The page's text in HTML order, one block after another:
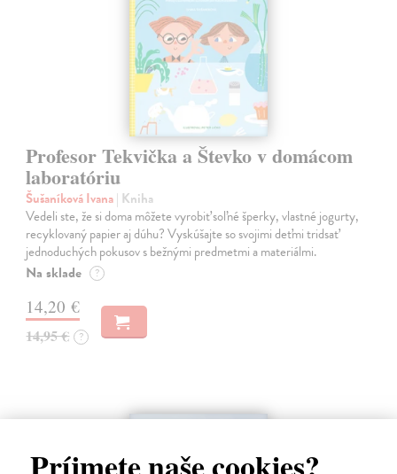
Profesor Tekvička a Števko v domácom
laboratóriu
Šušaníková Ivana| Kniha
Vedeli ste, že si doma môžete vyrobiť soľné šperky, vlastné jogurty,
recyklovaný papier aj dúhu? Vyskúšajte so svojimi deťmi tridsať
jednoduchých pokusov s bežnými predmetmi a materiálmi.
Na sklade ?
14,20 €
14,95 € ?